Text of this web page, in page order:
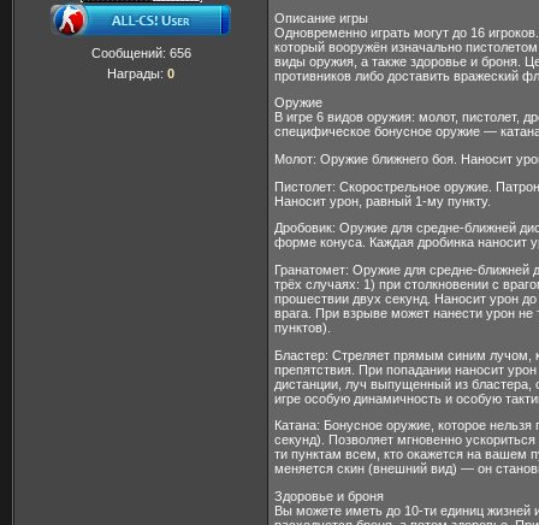
Сообщений: 656
Награды: 0
Описание игры
Одновременно играть могут до 16
который вооружён изначально
виды оружия, а также здоровье и броня.
противников либо доставить вражеский
Оружие
В игре 6 видов оружия: молот, пистолет,
специфическое бонусное оружие —
Молот: Оружие ближнего боя. Наносит
Пистолет: Скорострельное оружие.
Наносит урон, равный 1-му пункту.
Дробовик: Оружие для средне-ближней
форме конуса. Каждая дробинка наносит
Гранатомет: Оружие для средне-ближней
трёх случаях: 1) при столкновении с
прошествии двух секунд. Наносит урон
врага. При взрыве может нанести урон
пунктов).
Бластер: Стреляет прямым синим лучом,
препятствия. При попадании наносит
дистанции, луч выпущенный из бластера,
игре особую динамичность и особую
Катана: Бонусное оружие, которое
секунд). Позволяет мгновенно
ти пунктам всем, кто окажется на вашем
меняется скин (внешний вид) — он
Здоровье и броня
Вы можете иметь до 10-ти единиц жизней